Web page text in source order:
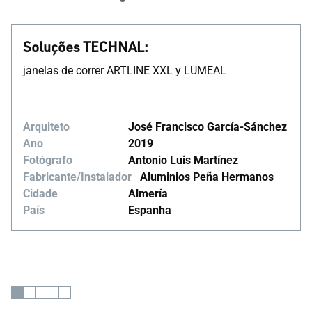
Soluções TECHNAL:
janelas de correr ARTLINE XXL y LUMEAL
Arquiteto
José Francisco García-Sánchez
Ano
2019
Fotógrafo
Antonio Luis Martínez
Fabricante/Instalador
Aluminios Peña Hermanos
Cidade
Almería
País
Espanha